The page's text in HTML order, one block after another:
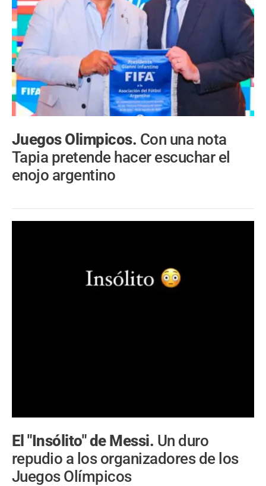
Juegos Olimpicos. Con una nota
Tapia pretende hacer escuchar el
enojo argentino
El "Insólito" de Messi. Un duro
repudio a los organizadores de los
Juegos Olímpicos